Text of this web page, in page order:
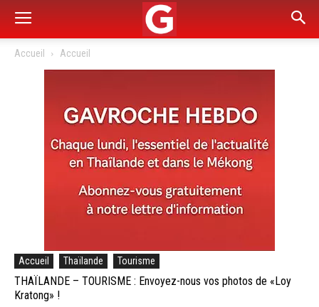
Accueil Accueil
Accueil Thaïlande Tourisme
THAÏLANDE – TOURISME : Envoyez-nous vos photos de «Loy
Kratong» !